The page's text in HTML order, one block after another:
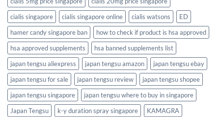
cialis singapore
cialis singapore online cialis watsons
ED
hamer candy singapore ban
how to check if product is hsa approved
hsa approved supplements
hsa banned supplements list
japan tengsu aliexpress
japan tengsu amazon
japan tengsu ebay
japan tengsu for sale
japan tengsu review
japan tengsu shopee
japan tengsu singapore
japan tengsu where to buy in singapore
Japan Tengsu
k-y duration spray singapore
KAMAGRA